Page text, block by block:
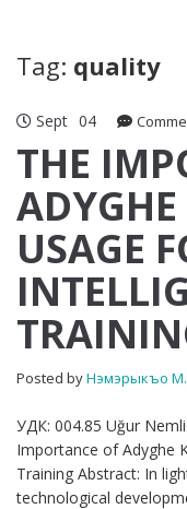
Tag: quality
Sept 04
THE
USAGE
Posted byНэмэрыкъо М.
УДК: 004.85 Uğur
Importance of Adyghe
Training Abstract: In
technological